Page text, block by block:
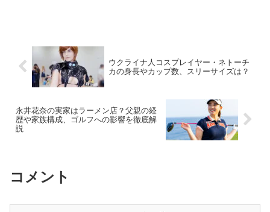
ウクライナ人コスプレイヤー・ネトーチ
カの身長やカップ数、スリーサイズは？
永井花奈の実家はラーメン店？父親の経
歴や家族構成、ゴルフへの影響を徹底解
説
コメント